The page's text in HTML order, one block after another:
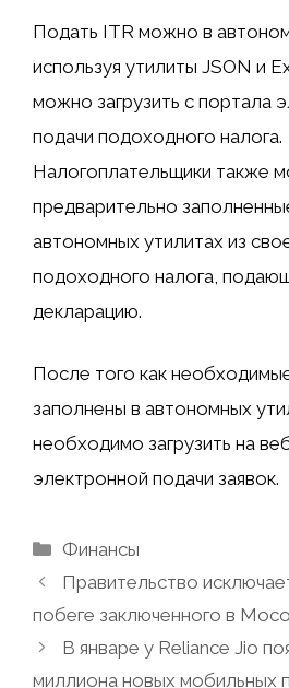
Подать ITR можно в
используя утилиты JSON и
можно загрузить с портала
подачи подоходного налога.
Налогоплательщики также
предварительно
автономных утилитах из
подоходного налога,
декларацию.
После того как
заполнены в автономных
необходимо загрузить на
электронной подачи заявок.
Рубрики
Финансы
Правительство
побеге заключенного в
В январе у Reliance Jio
миллиона новых мобильных